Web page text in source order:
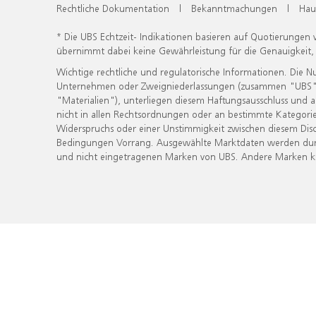
Rechtliche Dokumentation | Bekanntmachungen |
* Die UBS Echtzeit- Indikationen basieren auf
übernimmt dabei keine Gewährleistung für die
Wichtige rechtliche und regulatorische Informationen. Die
Unternehmen oder Zweigniederlassungen (zusammen
"Materialien"), unterliegen diesem Haftungsausschluss
nicht in allen Rechtsordnungen oder an bestimmte
Widerspruchs oder einer Unstimmigkeit zwischen diesem
Bedingungen Vorrang. Ausgewählte Marktdaten werden
und nicht eingetragenen Marken von UBS. Andere Marken